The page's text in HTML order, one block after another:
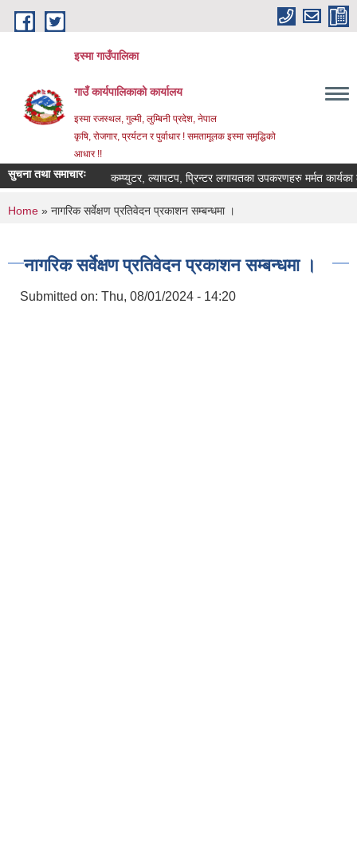
Skip to main content
इस्मा गाउँपालिका
गाउँ कार्यपालिकाको कार्यालय
इस्मा रजस्थल, गुल्मी, लुम्बिनी प्रदेश, नेपाल
कृषि, रोजगार, प्रर्यटन र पुर्वाधार ! समतामूलक इस्मा समृद्धिको
आधार !!
सुचना तथा समाचारःकम्प्युटर, ल्यापटप, प्रिन्टर लगायतका उपकरणहरु मर्मत कार्यका लागि
You are here
Home » नागरिक सर्वेक्षण प्रतिवेदन प्रकाशन सम्बन्धमा ।
नागरिक सर्वेक्षण प्रतिवेदन प्रकाशन सम्बन्धमा ।
Submitted on: Thu, 08/01/2024 - 14:20